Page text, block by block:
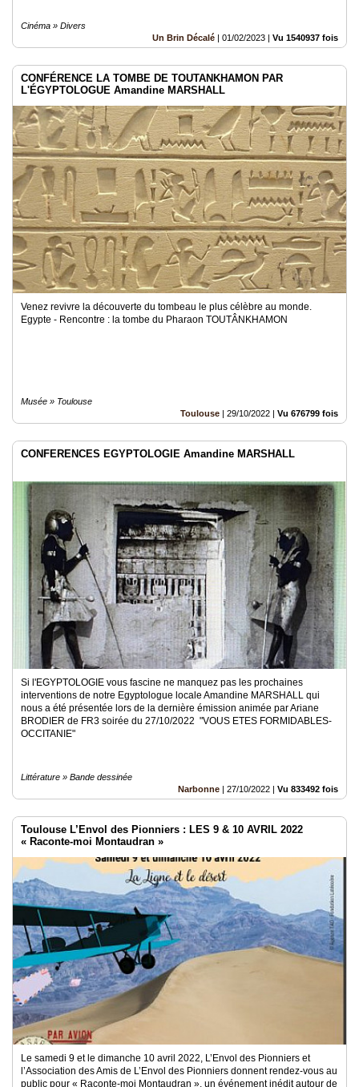
Cinéma » Divers
Un Brin Décalé | 01/02/2023 | Vu 1540937 fois
CONFÉRENCE LA TOMBE DE TOUTANKHAMON PAR
L'ÉGYPTOLOGUE Amandine MARSHALL
Venez revivre la découverte du tombeau le plus célèbre au monde.
Egypte - Rencontre : la tombe du Pharaon TOUTÂNKHAMON
Musée » Toulouse
Toulouse | 29/10/2022 | Vu 676799 fois
CONFERENCES EGYPTOLOGIE Amandine MARSHALL
Si l'EGYPTOLOGIE vous fascine ne manquez pas les prochaines
interventions de notre Egyptologue locale Amandine MARSHALL qui
nous a été présentée lors de la dernière émission animée par Ariane
BRODIER de FR3 soirée du 27/10/2022 "VOUS ETES FORMIDABLES-
OCCITANIE"
Littérature » Bande dessinée
Narbonne | 27/10/2022 | Vu 833492 fois
Toulouse L’Envol des Pionniers : LES 9 & 10 AVRIL 2022
« Raconte-moi Montaudran »
Le samedi 9 et le dimanche 10 avril 2022, L’Envol des Pionniers et
l’Association des Amis de L’Envol des Pionniers donnent rendez-vous au
public pour « Raconte-moi Montaudran », un événement inédit autour de